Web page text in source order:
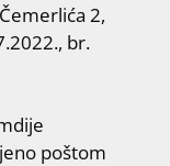
2,
br.
poštom